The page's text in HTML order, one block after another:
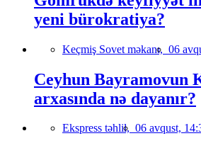
yeni bürokratiya?
Keçmiş Sovet məkanı, 06
Ceyhun Bayramovun
arxasında nə dayanır?
Ekspress təhlil, 06 avqust,